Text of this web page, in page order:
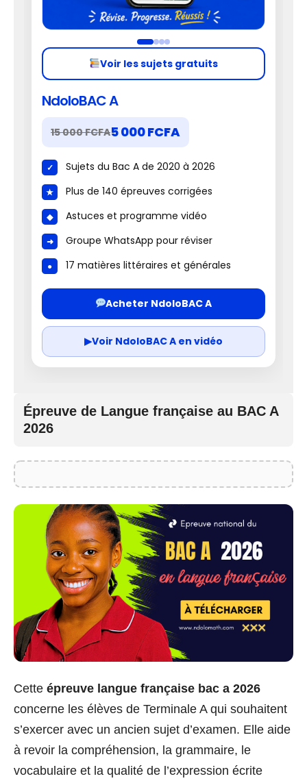
Voir les sujets gratuits
NdoloBAC A
15 000 FCFA5 000 FCFA
Sujets du Bac A de 2020 à 2026
Plus de 140 épreuves corrigées
Astuces et programme vidéo
Groupe WhatsApp pour réviser
17 matières littéraires et générales
Acheter NdoloBAC A
▶Voir NdoloBAC A en vidéo
Épreuve de Langue française au BAC A
2026
Cette épreuve langue française bac a 2026
concerne les élèves de Terminale A qui souhaitent
s’exercer avec un ancien sujet d’examen. Elle aide
à revoir la compréhension, la grammaire, le
vocabulaire et la qualité de l’expression écrite